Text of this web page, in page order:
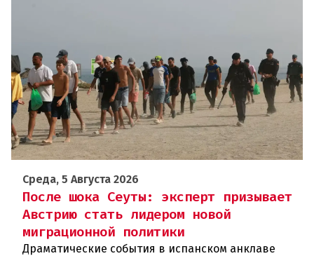
Среда, 5 Августа 2026
После шока Сеуты: эксперт призывает
Австрию стать лидером новой
миграционной политики
Драматические события в испанском анклаве